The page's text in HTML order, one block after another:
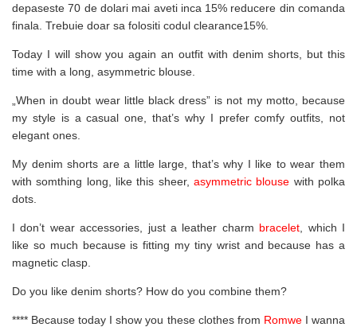
depaseste 70 de dolari mai aveti inca 15% reducere din comanda
finala. Trebuie doar sa folositi codul clearance15%.
Today I will show you again an outfit with denim shorts, but this
time with a long, asymmetric blouse.
„When in doubt wear little black dress” is not my motto, because
my style is a casual one, that’s why I prefer comfy outfits, not
elegant ones.
My denim shorts are a little large, that’s why I like to wear them
with somthing long, like this sheer, asymmetric blouse with polka
dots.
I don’t wear accessories, just a leather charm bracelet , which I
like so much because is fitting my tiny wrist and because has a
magnetic clasp.
Do you like denim shorts? How do you combine them?
**** Because today I show you these clothes from RomweI wanna